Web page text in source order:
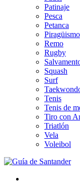
Patinaje
Pesca
Petanca
Piragüismo
Remo
Rugby
Squash
Surf
Tenis
Tenis de
Tiro con
Triatlón
Vela
Voleibol